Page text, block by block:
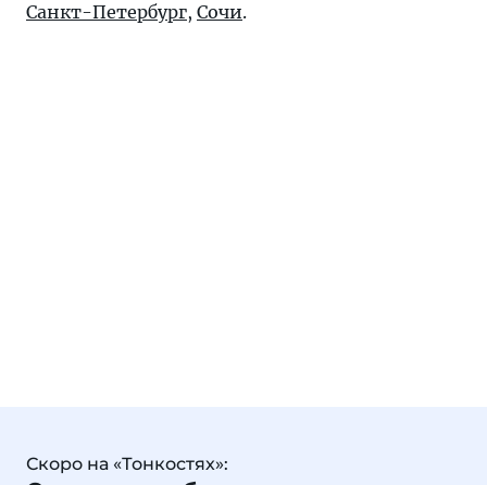
Санкт-Петербург, Сочи.
Скоро на «Тонкостях»: